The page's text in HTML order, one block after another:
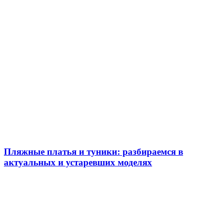
Пляжные платья и туники: разбираемся в
актуальных и устаревших моделях